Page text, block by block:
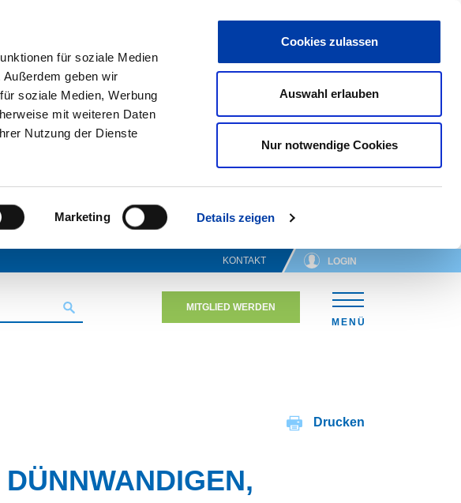
für soziale Medien
geben wir
soziale Medien, Werbung
mit weiteren Daten
Nutzung der Dienste
Marketing Details zeigen
Cookies zulassen
Auswahl erlauben
Nur notwendige Cookies
KONTAKT LOGIN
SUCHEN
MITGLIED WERDEN
MENÜ
Drucken